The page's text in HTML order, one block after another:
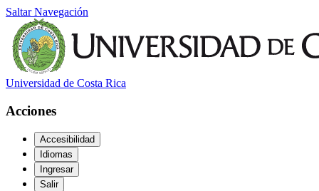
Saltar Navegación
Universidad de Costa Rica
Acciones
Accesibilidad
Idiomas
Ingresar
Salir